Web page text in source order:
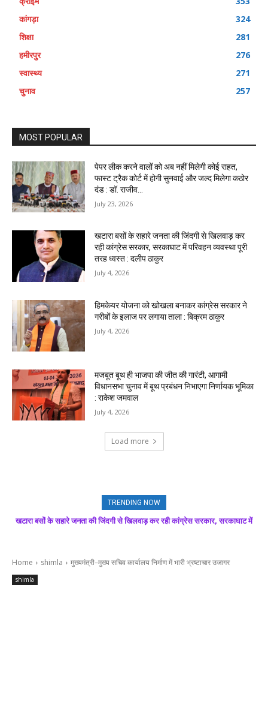
कांगड़ा
324
शिक्षा
281
हमीरपुर
276
स्वास्थ्य
271
चुनाव
257
MOST POPULAR
पेपर लीक करने वालों को अब नहीं मिलेगी कोई राहत,
फास्ट ट्रैक कोर्ट में होगी सुनवाई और जल्द मिलेगा कठोर
दंड : डॉ. राजीव...
July 23, 2026
खटारा बसों के सहारे जनता की जिंदगी से खिलवाड़ कर
रही कांग्रेस सरकार, सरकाघाट में परिवहन व्यवस्था पूरी
तरह ध्वस्त : दलीप ठाकुर
July 4, 2026
हिमकेयर योजना को खोखला बनाकर कांग्रेस सरकार ने
गरीबों के इलाज पर लगाया ताला : बिक्रम ठाकुर
July 4, 2026
मजबूत बूथ ही भाजपा की जीत की गारंटी, आगामी
विधानसभा चुनाव में बूथ प्रबंधन निभाएगा निर्णायक भूमिका
: राकेश जमवाल
July 4, 2026
Load more